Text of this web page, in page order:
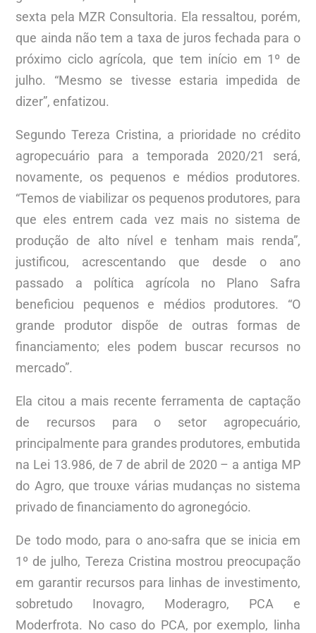
sexta pela MZR Consultoria. Ela ressaltou, porém,
que ainda não tem a taxa de juros fechada para o
próximo ciclo agrícola, que tem início em 1º de
julho. “Mesmo se tivesse estaria impedida de
dizer”, enfatizou.
Segundo Tereza Cristina, a prioridade no crédito
agropecuário para a temporada 2020/21 será,
novamente, os pequenos e médios produtores.
“Temos de viabilizar os pequenos produtores, para
que eles entrem cada vez mais no sistema de
produção de alto nível e tenham mais renda”,
justificou, acrescentando que desde o ano
passado a política agrícola no Plano Safra
beneficiou pequenos e médios produtores. “O
grande produtor dispõe de outras formas de
financiamento; eles podem buscar recursos no
mercado”.
Ela citou a mais recente ferramenta de captação
de recursos para o setor agropecuário,
principalmente para grandes produtores, embutida
na Lei 13.986, de 7 de abril de 2020 – a antiga MP
do Agro, que trouxe várias mudanças no sistema
privado de financiamento do agronegócio.
De todo modo, para o ano-safra que se inicia em
1º de julho, Tereza Cristina mostrou preocupação
em garantir recursos para linhas de investimento,
sobretudo Inovagro, Moderagro, PCA e
Moderfrota. No caso do PCA, por exemplo, linha